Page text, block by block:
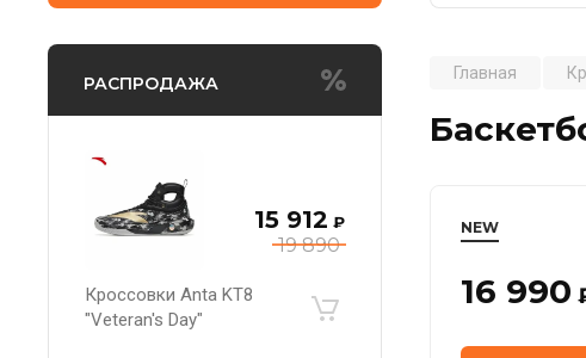
РАСПРОДАЖА
19 890
15 912 ₽
Кроссовки Anta KT8
"Veteran's Day"
Главная
NEW
16 990